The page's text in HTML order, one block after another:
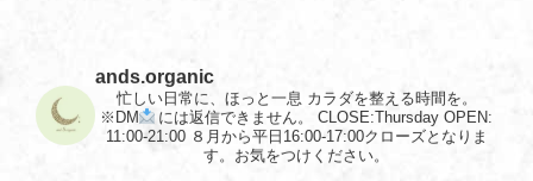
ands.organic
忙しい日常に、ほっと一息 カラダを整える時間を。
※DM
には返信できません。 CLOSE:Thursday OPEN:
11:00-21:00８月から平日16:00-17:00クローズとなりま
す。お気をつけください。